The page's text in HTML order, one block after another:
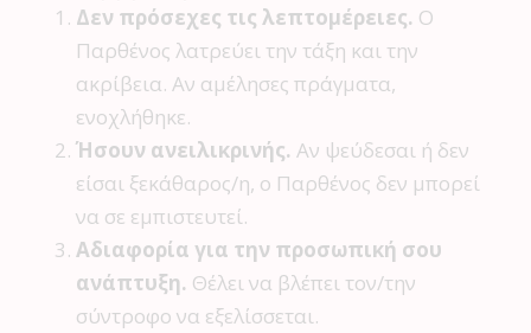
Δεν πρόσεχες τις λεπτομέρειες. Ο
Παρθένος λατρεύει την τάξη και την
ακρίβεια. Αν αμέλησες πράγματα,
ενοχλήθηκε.
Ήσουν ανειλικρινής. Αν ψεύδεσαι ή δεν
είσαι ξεκάθαρος/η, ο Παρθένος δεν μπορεί
να σε εμπιστευτεί.
Αδιαφορία για την προσωπική σου
ανάπτυξη. Θέλει να βλέπει τον/την
σύντροφο να εξελίσσεται.